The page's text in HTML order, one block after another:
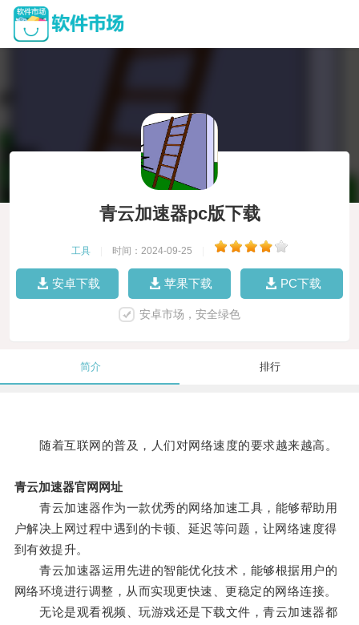
青云加速器pc版下载
工具 时间：2024-09-25
安卓下载 苹果下载 PC下载
安卓市场，安全绿色
简介 排行
随着互联网的普及，人们对网络速度的要求越来越高。
青云加速器官网网址
青云加速器作为一款优秀的网络加速工具，能够帮助用
户解决上网过程中遇到的卡顿、延迟等问题，让网络速度得
到有效提升。
青云加速器运用先进的智能优化技术，能够根据用户的
网络环境进行调整，从而实现更快速、更稳定的网络连接。
无论是观看视频、玩游戏还是下载文件，青云加速器都